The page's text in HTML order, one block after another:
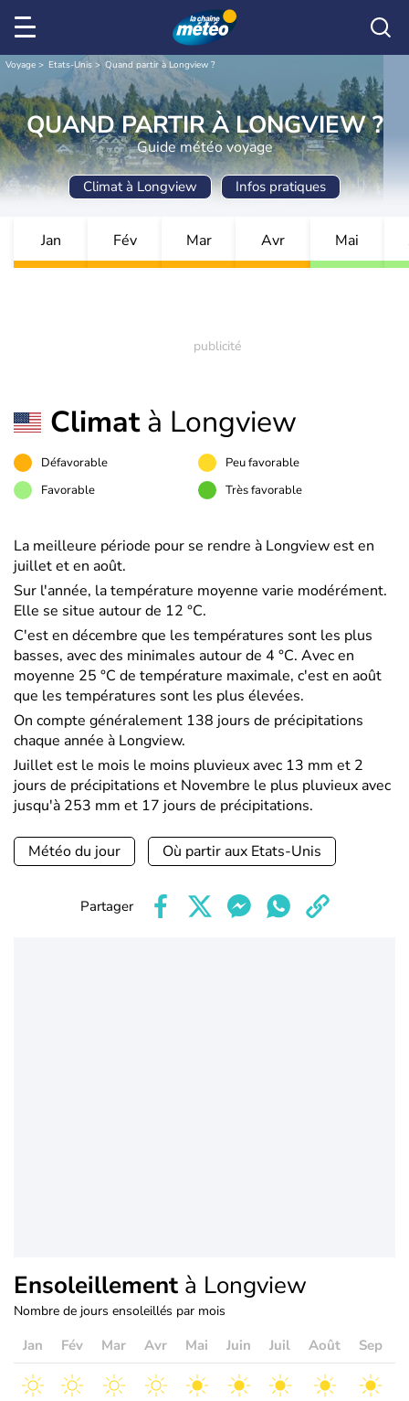
Voyage Etats-Unis Quand partir à Longview ?
QUAND PARTIR À LONGVIEW ?
Guide météo voyage
Climat à Longview Infos pratiques
Jan Fév Mar Avr Mai
Climatà Longview
Défavorable
Peu favorable
Favorable
Très favorable
La meilleure période pour se rendre à Longview est en
juillet et en août.
Sur l'année, la température moyenne varie modérément.
Elle se situe autour de 12 °C.
C'est en décembre que les températures sont les plus
basses, avec des minimales autour de 4 °C. Avec en
moyenne 25 °C de température maximale, c'est en août
que les températures sont les plus élevées.
On compte généralement 138 jours de précipitations
chaque année à Longview.
Juillet est le mois le moins pluvieux avec 13 mm et 2
jours de précipitations et Novembre le plus pluvieux avec
jusqu'à 253 mm et 17 jours de précipitations.
Météo du jour Où partir aux Etats-Unis
Partager
Ensoleillement à Longview
Nombre de jours ensoleillés par mois
Jan Fév Mar Avr Mai Juin Juil Août Sep